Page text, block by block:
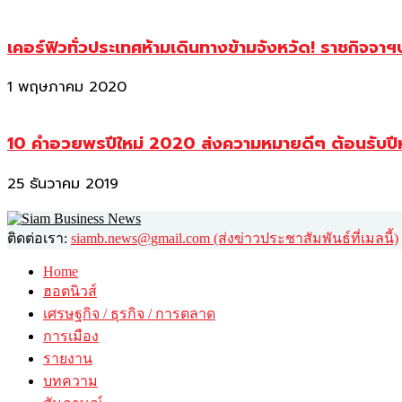
เคอร์ฟิวทั่วประเทศห้ามเดินทางข้ามจังหวัด! ราชกิจจา
1 พฤษภาคม 2020
10 คำอวยพรปีใหม่ 2020 ส่งความหมายดีๆ ต้อนรับ
25 ธันวาคม 2019
ติดต่อเรา: siamb.news@gmail.com (ส่งข่าวประชาสัมพันธ์ที่เมลนี้)
Home
ฮอตนิวส์
เศรษฐกิจ / ธุรกิจ / การตลาด
การเมือง
รายงาน
บทความ